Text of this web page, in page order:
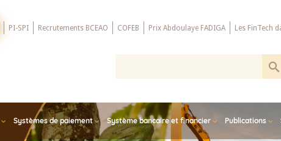
PI-SPI Recrutements BCEAO COFEB Prix Abdoulaye FADIGA Les FinTech
Systèmes de paiement Système bancaire et financier Publications